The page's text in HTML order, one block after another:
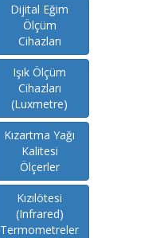
Dijital Eğim
Ölçüm
Cihazları
Işık Ölçüm
Cihazları
(Luxmetre)
Kızartma Yağı
Kalitesi
Ölçerler
Kızılötesi
(Infrared)
Termometreler